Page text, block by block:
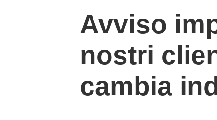
Avviso
nostri
cambia